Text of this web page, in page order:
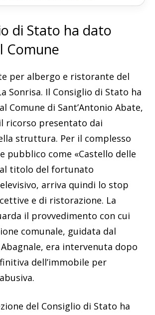
di Stato ha dato
Comune
per albergo e ristorante del
Sonrisa. Il Consiglio di Stato ha
Comune di Sant’Antonio Abate,
ricorso presentato dai
struttura. Per il complesso
pubblico come «Castello delle
titolo del fortunato
arriva quindi lo stop
e di ristorazione. La
il provvedimento con cui
comunale, guidata dal
era intervenuta dopo
dell’immobile per
del Consiglio di Stato ha